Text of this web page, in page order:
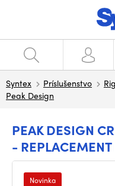
Syntex Príslušenstvo
Peak Design
PEAK DESIGN
- REPLACEMENT
Novinka